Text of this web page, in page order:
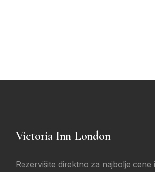
Victoria Inn London
Rezervišite direktno za najbolje cene i